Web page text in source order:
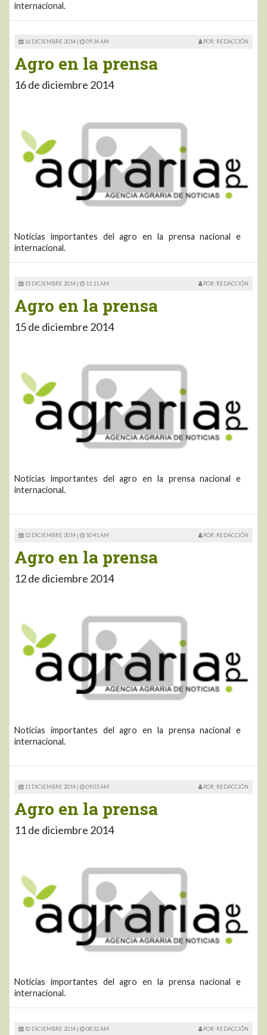
internacional.
16 DICIEMBRE 2014 | 09:34 AM POR: REDACCIÓN
Agro en la prensa
16 de diciembre 2014
Noticias importantes del agro en la prensa nacional e
internacional.
15 DICIEMBRE 2014 | 11:11 AM POR: REDACCIÓN
Agro en la prensa
15 de diciembre 2014
Noticias importantes del agro en la prensa nacional e
internacional.
12 DICIEMBRE 2014 | 10:41 AM POR: REDACCIÓN
Agro en la prensa
12 de diciembre 2014
Noticias importantes del agro en la prensa nacional e
internacional.
11 DICIEMBRE 2014 | 09:03 AM POR: REDACCIÓN
Agro en la prensa
11 de diciembre 2014
Noticias importantes del agro en la prensa nacional e
internacional.
10 DICIEMBRE 2014 | 08:32 AM POR: REDACCIÓN